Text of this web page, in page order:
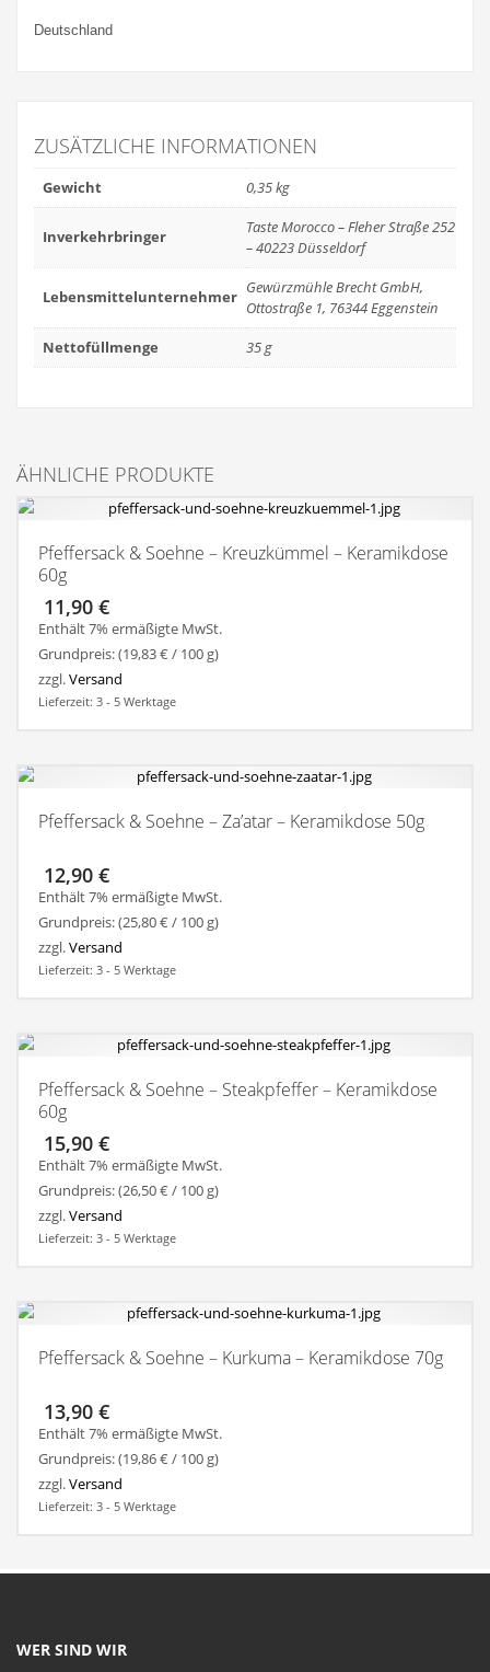
Deutschland
ZUSÄTZLICHE INFORMATIONEN
Gewicht 0,35 kg
Inverkehrbringer
Taste Morocco – Fleher Straße 252
– 40223 Düsseldorf
Lebensmittelunternehmer Gewürzmühle Brecht GmbH,
Ottostraße 1, 76344 Eggenstein
Nettofüllmenge
35 g
ÄHNLICHE PRODUKTE
Pfeffersack & Soehne – Kreuzkümmel – Keramikdose
60g
11,90 €
Enthält 7% ermäßigte MwSt.
Grundpreis: (19,83€ / 100 g)
zzgl.Versand
Lieferzeit: 3 - 5 Werktage
Pfeffersack & Soehne – Za’atar – Keramikdose 50g
12,90 €
Enthält 7% ermäßigte MwSt.
Grundpreis: (25,80€ / 100 g)
zzgl.Versand
Lieferzeit: 3 - 5 Werktage
Pfeffersack & Soehne – Steakpfeffer – Keramikdose
60g
15,90 €
Enthält 7% ermäßigte MwSt.
Grundpreis: (26,50€ / 100 g)
zzgl.Versand
Lieferzeit: 3 - 5 Werktage
Pfeffersack & Soehne – Kurkuma – Keramikdose 70g
13,90 €
Enthält 7% ermäßigte MwSt.
Grundpreis: (19,86€ / 100 g)
zzgl.Versand
Lieferzeit: 3 - 5 Werktage
WER SIND WIR